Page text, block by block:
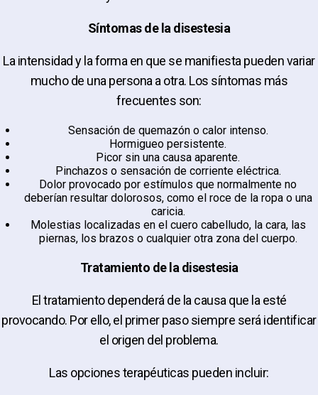
Síntomas de la disestesia
La intensidad y la forma en que se manifiesta pueden variar
mucho de una persona a otra. Los síntomas más
frecuentes son:
Sensación de quemazón o calor intenso.
Hormigueo persistente.
Picor sin una causa aparente.
Pinchazos o sensación de corriente eléctrica.
Dolor provocado por estímulos que normalmente no
deberían resultar dolorosos, como el roce de la ropa o una
caricia.
Molestias localizadas en el cuero cabelludo, la cara, las
piernas, los brazos o cualquier otra zona del cuerpo.
Tratamiento de la disestesia
El tratamiento dependerá de la causa que la esté
provocando. Por ello, el primer paso siempre será identificar
el origen del problema.
Las opciones terapéuticas pueden incluir: